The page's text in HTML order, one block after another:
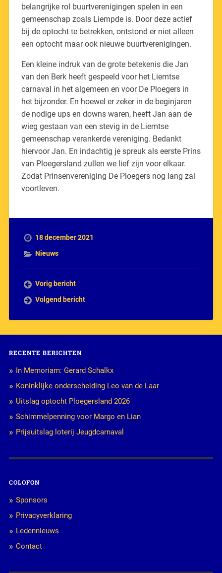
belangrijke rol buurtverenigingen spelen in een
gemeenschap zoals Liempde is. Door deze actief
bij de optocht te betrekken, ontstond er niet alleen
een optocht maar ook nieuwe buurtverenigingen.
Een kleine indruk van de grote betekenis die Jan
van den Berk heeft gespeeld voor het Liemtse
carnaval in het algemeen en voor De Ploegers in
het bijzonder. En hoewel er zeker in de beginjaren
de nodige ups en downs waren, heeft Jan aan de
wieg gestaan van een stevig in de Liemtse
gemeenschap verankerde vereniging. Bedankt
hiervoor Jan. En indachtig je spreuk als eerste Prins
van Ploegersland zullen we lief zijn voor elkaar.
Zodat Prinsenvereniging De Ploegers nog lang zal
voortleven.
18 december 2021
Nieuws
Vorig bericht
Volgend bericht
RECENTE BERICHTEN
In Memoriam: Gerard Schalkx
Koninklijke onderscheiding Leo van de Laar
Uitslag optocht Ploegersland 2026
Schimmelpenning voor Margo en Lian
Prijsuitslag loterij Jeugdcarnaval
COLOFON
Sponsors
Privacyverklaring
Ledennieuws
Contact